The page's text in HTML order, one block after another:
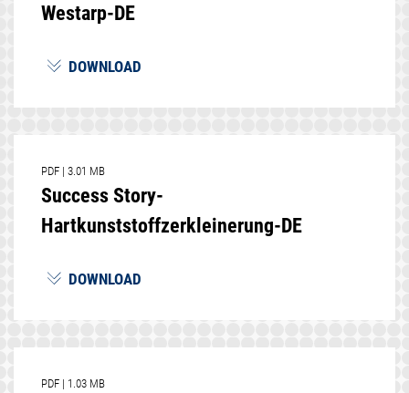
Westarp-DE
DOWNLOAD
PDF | 3.01 MB
Success Story-
Hartkunststoffzerkleinerung-DE
DOWNLOAD
PDF | 1.03 MB